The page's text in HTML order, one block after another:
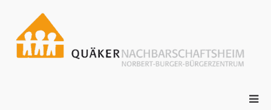
springen